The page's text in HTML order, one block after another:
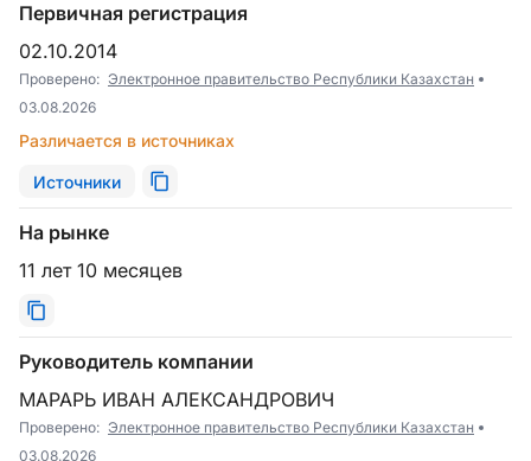
Первичная регистрация
02.10.2014
Проверено: Электронное правительство Республики Казахстан
03.08.2026
Различается в источниках
Источники
На рынке
11 лет 10 месяцев
Руководитель компании
МАРАРЬ ИВАН АЛЕКСАНДРОВИЧ
Проверено: Электронное правительство Республики Казахстан
03.08.2026